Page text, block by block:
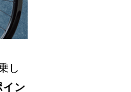
し
イン